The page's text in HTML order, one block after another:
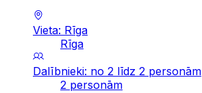
Vieta: Rīga
Rīga
Dalībnieki: no 2 līdz 2 personām
2 personām